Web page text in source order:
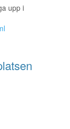
upp i